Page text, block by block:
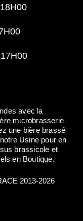
avec la
microbrasserie
une bière brassé
Usine pour en
brassicole et
en Boutique.
2013-2026